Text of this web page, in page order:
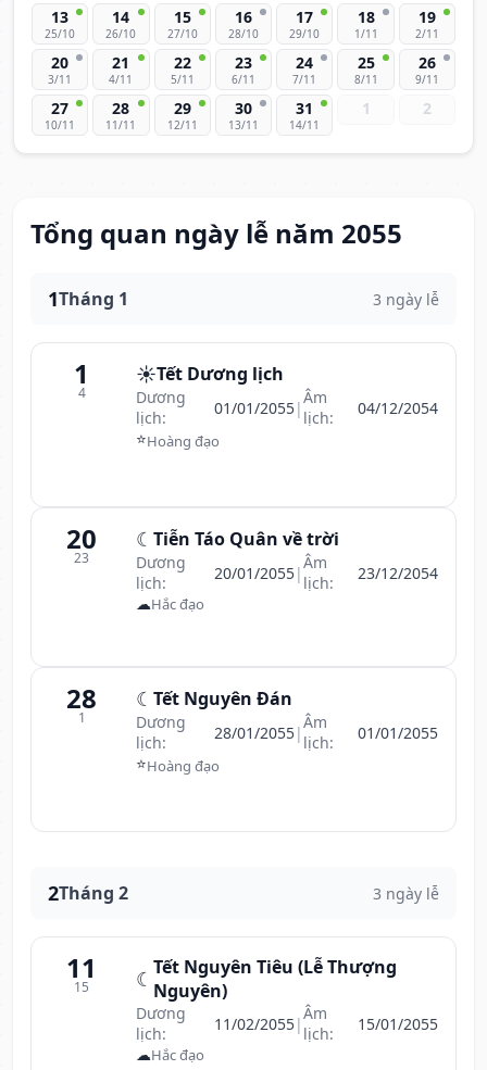
13
25/10
14
26/10
15
27/10
16
28/10
17
29/10
18
1/11
19
2/11
20
3/11
21
4/11
22
5/11
23
6/11
24
7/11
25
8/11
26
9/11
27
10/11
28
11/11
29
12/11
30
13/11
31
14/11
1 2
Tổng quan ngày lễ năm 2055
1Tháng 1 3 ngày lễ
1
4
☀️Tết Dương lịch
Dương
lịch:
01/01/2055|Âm
lịch:
04/12/2054
⭐Hoàng đạo
20
23
☾ Tiễn Táo Quân về trời
Dương
lịch:
20/01/2055|Âm
lịch:
23/12/2054
☁Hắc đạo
28
1
☾ Tết Nguyên Đán
Dương
lịch:
28/01/2055|Âm
lịch:
01/01/2055
⭐Hoàng đạo
2Tháng 2 3 ngày lễ
11
15 ☾ Tết Nguyên Tiêu (Lễ Thượng
Nguyên)
Dương
lịch:
11/02/2055|Âm
lịch:
15/01/2055
☁Hắc đạo